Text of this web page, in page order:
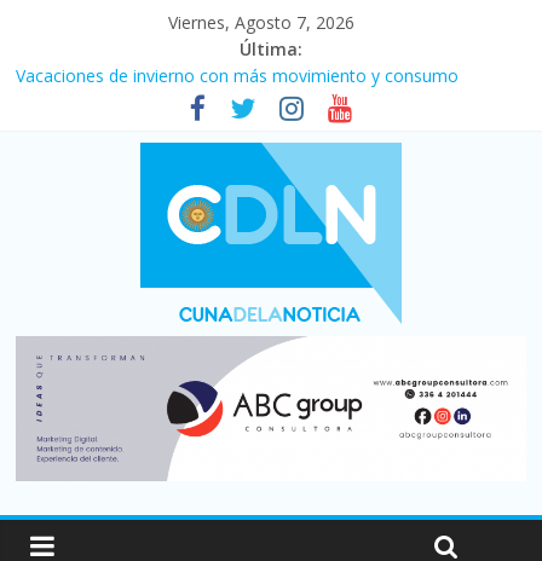
Viernes, Agosto 7, 2026
Última:
Vacaciones de invierno con más movimiento y consumo
turístico: 4,6 millones de personas viajaron por el país, un 5,9%
Fuerte caída de la venta de autos usados en julio: bajó un 12,6%
Central venció 1 a 0 al River de Coudet en el Monumental
La morosidad alcanzó su nivel más alto en dos décadas y ya
Desde que asumió Milei cerraron 41.000 kioscos: el sector
denuncia crisis como en 2001